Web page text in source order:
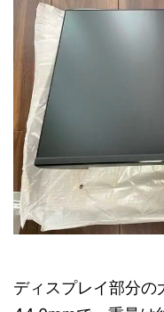
ディスプレイ部分